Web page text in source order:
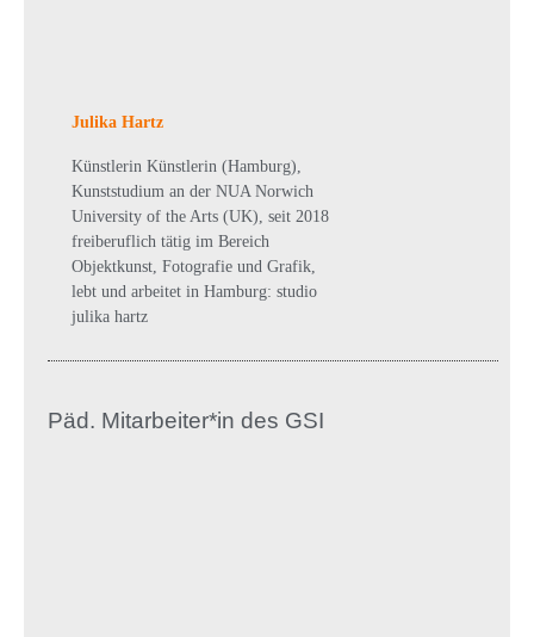
Julika Hartz
Künstlerin Künstlerin (Hamburg),
Kunststudium an der NUA Norwich
University of the Arts (UK), seit 2018
freiberuflich tätig im Bereich
Objektkunst, Fotografie und Grafik,
lebt und arbeitet in Hamburg: studio
julika hartz
Päd. Mitarbeiter*in des GSI